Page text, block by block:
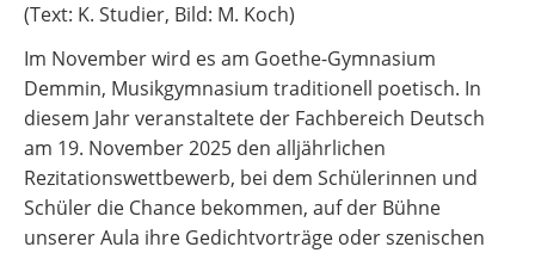
(Text: K. Studier, Bild: M. Koch)
Im November wird es am Goethe-Gymnasium
Demmin, Musikgymnasium traditionell poetisch. In
diesem Jahr veranstaltete der Fachbereich Deutsch
am 19. November 2025 den alljährlichen
Rezitationswettbewerb, bei dem Schülerinnen und
Schüler die Chance bekommen, auf der Bühne
unserer Aula ihre Gedichtvorträge oder szenischen